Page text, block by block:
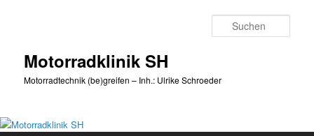
Motorradklinik SH
Motorradtechnik (be)greifen – Inh.: Ulrike Schroeder